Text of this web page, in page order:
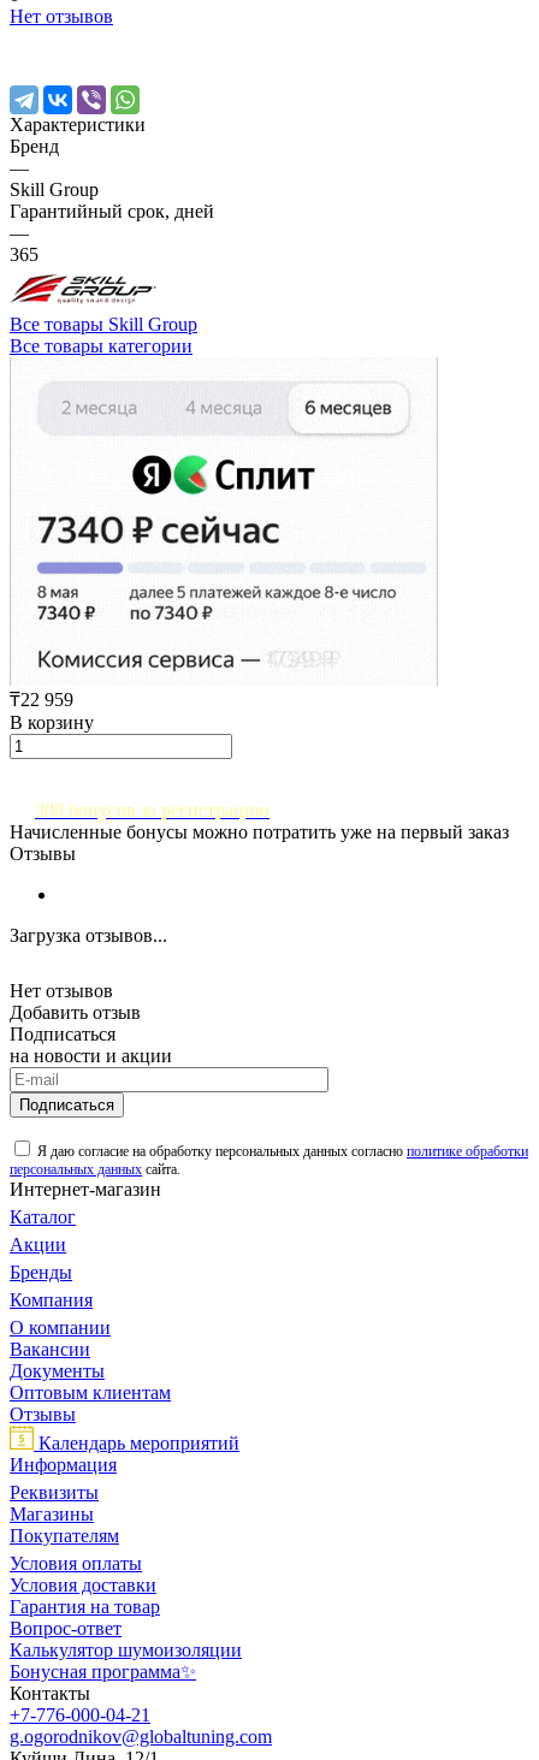
Нет отзывов
Характеристики
Бренд
—
Skill Group
Гарантийный срок, дней
—
365
Все товары Skill Group
Все товары категории
₸22 959
В корзину
300 бонусов за регистрацию
Начисленные бонусы можно потратить уже на первый заказ
Отзывы
Загрузка отзывов...
Нет отзывов
Добавить отзыв
Подписаться
на новости и акции
Подписаться
Я даю согласие на обработку персональных данных согласно политике обработки
персональных данных сайта.
Интернет-магазин
Каталог
Акции
Бренды
Компания
О компании
Вакансии
Документы
Оптовым клиентам
Отзывы
Календарь мероприятий
Информация
Реквизиты
Магазины
Покупателям
Условия оплаты
Условия доставки
Гарантия на товар
Вопрос-ответ
Калькулятор шумоизоляции
Бонусная программа✨
Контакты
+7-776-000-04-21
g.ogorodnikov@globaltuning.com